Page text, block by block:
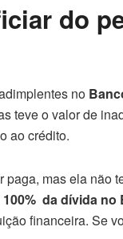
do
no
teve o valor de
ao crédito.
mas ela não
da dívida no
financeira. Se